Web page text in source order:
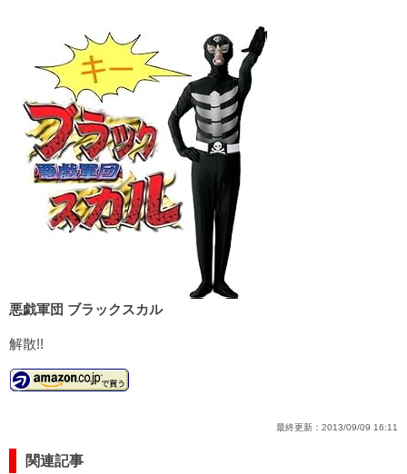
悪戯軍団 ブラックスカル
解散!!
最終更新： 2013/09/09 16:11
関連記事